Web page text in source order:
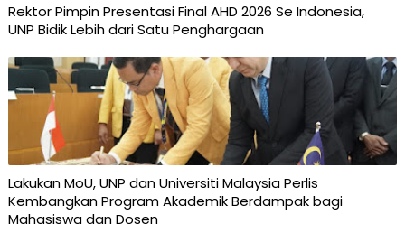
Rektor Pimpin Presentasi Final AHD 2026 Se Indonesia,
UNP Bidik Lebih dari Satu Penghargaan
Lakukan MoU, UNP dan Universiti Malaysia Perlis
Kembangkan Program Akademik Berdampak bagi
Mahasiswa dan Dosen